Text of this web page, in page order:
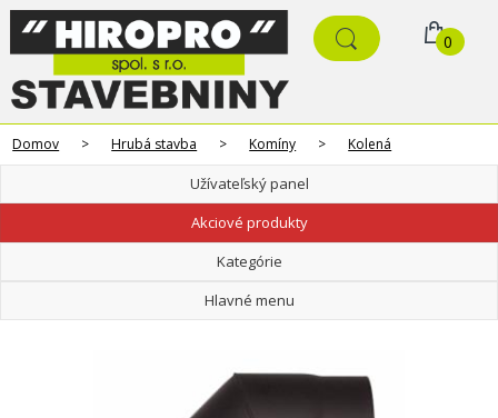
0
Domov > Hrubá stavba > Komíny > Kolená
Užívateľský panel
Akciové produkty
Kategórie
Hlavné menu